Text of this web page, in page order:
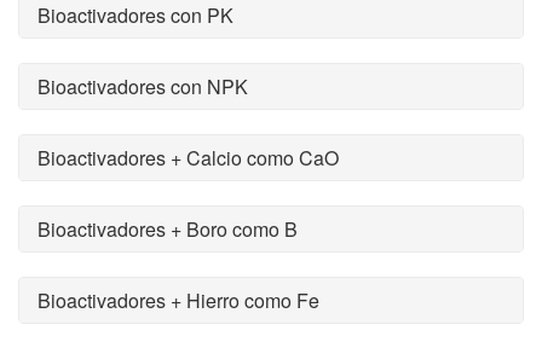
Bioactivadores con PK
Bioactivadores con NPK
Bioactivadores + Calcio como CaO
Bioactivadores + Boro como B
Bioactivadores + Hierro como Fe